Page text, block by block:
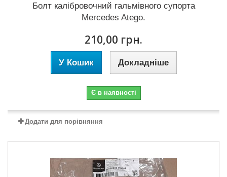
Болт калібровочний гальмівного супорта
Mercedes Atego.
210,00 грн.
У Кошик Докладніше
Є в наявності
Додати для порівняння